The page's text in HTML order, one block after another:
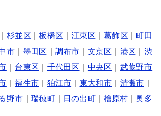
杉並区 ｜板橋区 ｜江東区 葛飾区 ｜町田
市 墨田区 ｜調布市 文京区 港区
渋
台東区 千代田区 中央区
武蔵野市
｜福生市 狛江市 東大和市 清瀬市
野市 ｜瑞穂町 日の出町 檜原村 ｜奥多